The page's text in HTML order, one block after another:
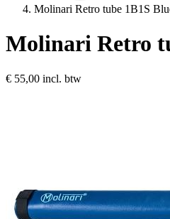
Molinari Retro tube 1B1S
Molinari Retro
€ 55,00 incl. btw